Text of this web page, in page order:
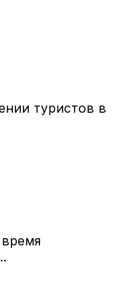
туристов в